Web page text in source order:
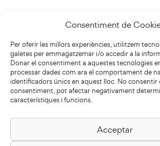
Consentiment de
Per oferir les millors experiències, utilitzem
galetes per emmagatzemar i/o accedir a la
Donar el consentiment a aquestes tecnologies
processar dades com ara el comportament de
identificadors únics en aquest lloc. No consentir
consentiment, pot afectar negativament
característiques i funcions.
Acceptar
Biblioteca Pilarin Bayés